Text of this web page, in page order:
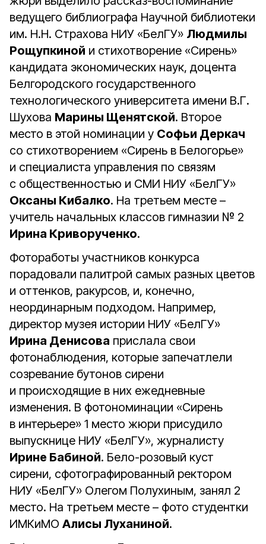
ведущего библиографа Научной библиотеки
им. Н.Н. Страхова НИУ «БелГУ» Людмилы
Рощупкиной и стихотворение «Сирень»
кандидата экономических наук, доцента
Белгородского государственного
технологического университета имени В.Г.
Шухова Марины Щенятской. Второе
место в этой номинации у Софьи Деркач
со стихотворением «Сирень в Белогорье»
и специалиста управления по связям
с общественностью и СМИ НИУ «БелГУ»
Оксаны Кибалко. На третьем месте –
учитель начальных классов гимназии № 2
Ирина Криворученко.
Фотоработы участников конкурса
порадовали палитрой самых разных цветов
и оттенков, ракурсов, и, конечно,
неординарным подходом. Например,
директор музея истории НИУ «БелГУ»
Ирина Денисова прислала свои
фотонаблюдения, которые запечатлели
созревание бутонов сирени
и происходящие в них ежедневные
изменения. В фотономинации «Сирень
в интерьере» 1 место жюри присудило
выпускнице НИУ «БелГУ», журналисту
Ирине Бабиной. Бело-розовый куст
сирени, сфотографированный ректором
НИУ «БелГУ» Олегом Полухиным, занял 2
место. На третьем месте – фото студентки
ИМКиМО Алисы Луханиной.